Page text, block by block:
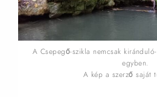
A Csepegő-szikla nemcsak
egyben.
A kép a szerző saját